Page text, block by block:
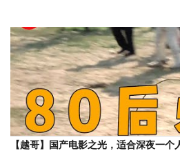
【越哥】国产电影之光，适合深夜一个